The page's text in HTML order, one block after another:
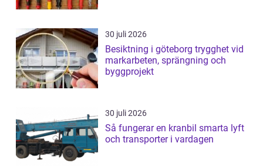
30 juli 2026
Besiktning i göteborg trygghet vid
markarbeten, sprängning och
byggprojekt
30 juli 2026
Så fungerar en kranbil smarta lyft
och transporter i vardagen